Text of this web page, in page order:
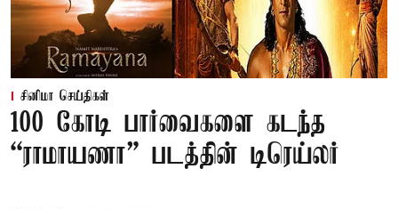
சினிமா செய்திகள்
100 கோடி பார்வைகளை கடந்த
“ராமாயணா” படத்தின் டிரெய்லர்